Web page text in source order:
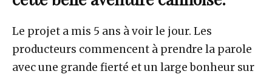
Le projet a mis 5 ans à voir le jour. Les
producteurs commencent à prendre la parole
avec une grande fierté et un large bonheur sur